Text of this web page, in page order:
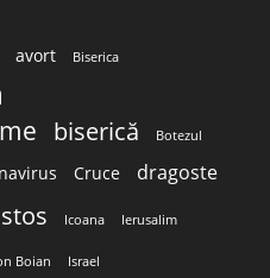
avort Biserica
biserică Botezul
Cruce dragoste
Icoana Ierusalim
Boian Israel